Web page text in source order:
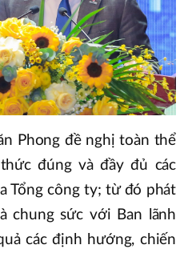
Phong đề nghị toàn thể
đúng và đầy đủ các
Tổng công ty; từ đó phát
chung sức với Ban lãnh
các định hướng, chiến